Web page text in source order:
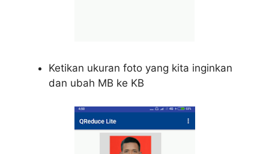
Ketikan ukuran foto yang kita inginkan
dan ubah MB ke KB